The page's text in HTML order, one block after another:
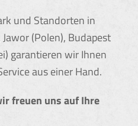
und Standorten in
(Polen), Budapest
garantieren wir Ihnen
aus einer Hand.
freuen uns auf Ihre